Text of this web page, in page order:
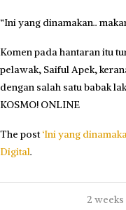
“Ini yang dinamakan..
Komen pada hantaran itu
pelawak, Saiful Apek,
dengan salah satu babak
KOSMO! ONLINE
The post‘Ini yang
Digital.
2 weeks